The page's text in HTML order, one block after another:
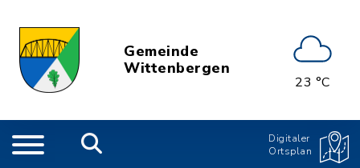
Gemeinde
Wittenbergen
23 °C
Digitaler
Ortsplan